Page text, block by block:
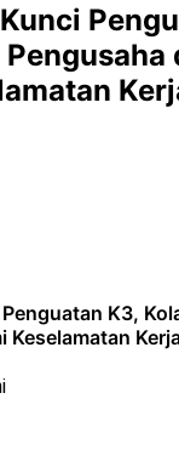
K3,
Keselamatan